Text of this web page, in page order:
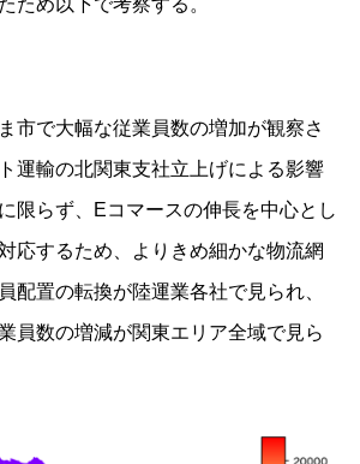
ため以下で考察する。
市で大幅な従業員数の増加が観察さ
運輸の北関東支社立上げによる影響
限らず、Eコマースの伸長を中心とし
応するため、よりきめ細かな物流網
配置の転換が陸運業各社で見られ、
員数の増減が関東エリア全域で見ら